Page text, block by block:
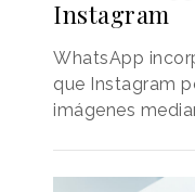
Instagram
WhatsApp
que Instagram
imágenes